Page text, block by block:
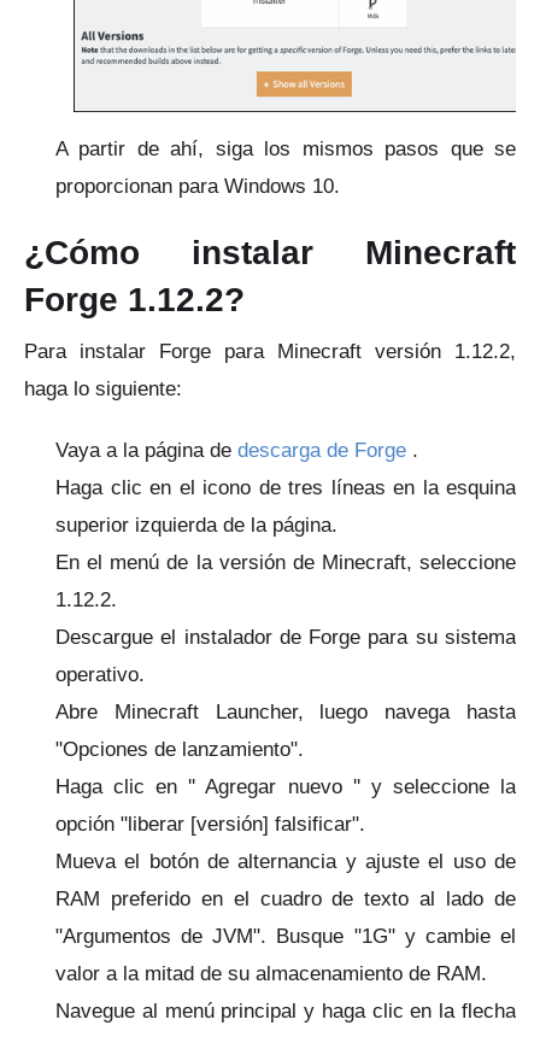
A partir de ahí, siga los mismos pasos que se
proporcionan para Windows 10.
¿Cómo instalar Minecraft
Forge 1.12.2?
Para instalar Forge para Minecraft versión 1.12.2,
haga lo siguiente:
Vaya a la página de descarga de Forge .
Haga clic en el icono de tres líneas en la esquina
superior izquierda de la página.
En el menú de la versión de Minecraft, seleccione
1.12.2.
Descargue el instalador de Forge para su sistema
operativo.
Abre Minecraft Launcher, luego navega hasta
"Opciones de lanzamiento".
Haga clic en '' Agregar nuevo '' y seleccione la
opción "liberar [versión] falsificar".
Mueva el botón de alternancia y ajuste el uso de
RAM preferido en el cuadro de texto al lado de
"Argumentos de JVM". Busque "1G" y cambie el
valor a la mitad de su almacenamiento de RAM.
Navegue al menú principal y haga clic en la flecha